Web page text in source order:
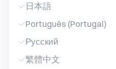
日本語
Português (Portugal)
Русский
繁體中文